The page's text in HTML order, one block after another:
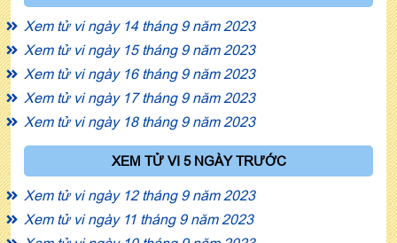
Xem tử vi ngày 14 tháng 9 năm 2023
Xem tử vi ngày 15 tháng 9 năm 2023
Xem tử vi ngày 16 tháng 9 năm 2023
Xem tử vi ngày 17 tháng 9 năm 2023
Xem tử vi ngày 18 tháng 9 năm 2023
XEM TỬ VI 5 NGÀY TRƯỚC
Xem tử vi ngày 12 tháng 9 năm 2023
Xem tử vi ngày 11 tháng 9 năm 2023